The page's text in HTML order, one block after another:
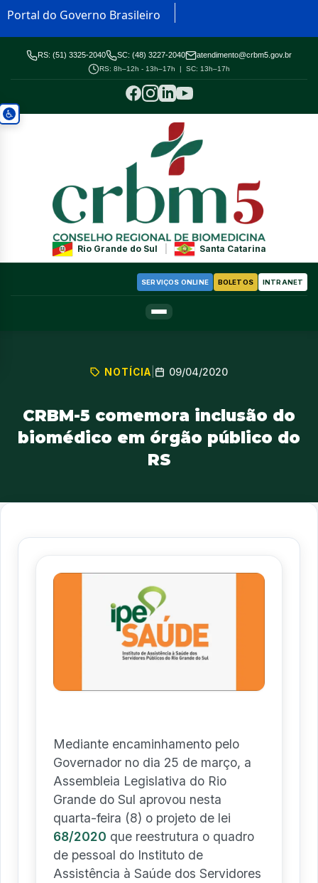
Portal do Governo Brasileiro
RS: (51) 3325-2040 SC: (48) 3227-2040 atendimento@crbm5.gov.br
RS: 8h–12h - 13h–17h | SC: 13h–17h
Rio Grande do Sul Santa Catarina
SERVIÇOS ONLINE BOLETOS INTRANET
NOTÍCIA 09/04/2020
CRBM-5 comemora inclusão do
biomédico em órgão público do
RS
Mediante encaminhamento pelo
Governador no dia 25 de março, a
Assembleia Legislativa do Rio
Grande do Sul aprovou nesta
quarta-feira (8) o projeto de lei
68/2020 que reestrutura o quadro
de pessoal do Instituto de
Assistência à Saúde dos Servidores